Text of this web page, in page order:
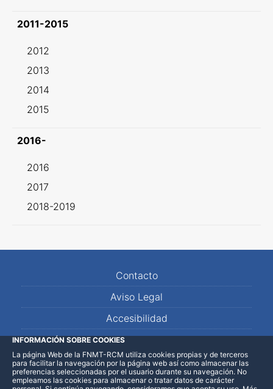
2011-2015
2012
2013
2014
2015
2016-
2016
2017
2018-2019
Contacto
Aviso Legal
Accesibilidad
Mapa Web
INFORMACIÓN SOBRE COOKIES
La página Web de la FNMT-RCM utiliza cookies propias y de terceros
para facilitar la navegación por la página web así como almacenar las
preferencias seleccionadas por el usuario durante su navegación. No
empleamos las cookies para almacenar o tratar datos de carácter